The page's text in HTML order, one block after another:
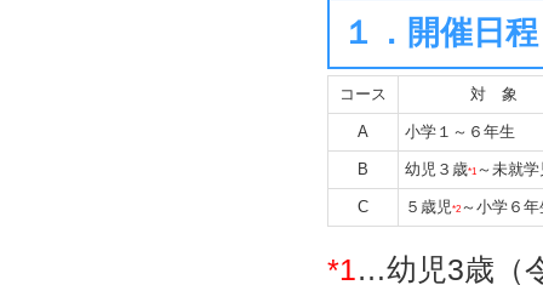
１．開催日程
コース 対 象
A 小学１～６年生
B 幼児３歳*1 ～未就学
C ５歳児*2 ～小学６年
*1…幼児3歳（